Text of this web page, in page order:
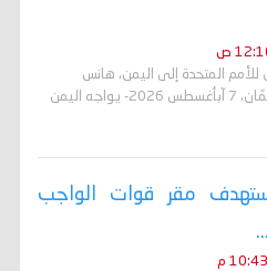
المتحدة إلى اليمن، هانس
غروندبرغ، بشأن الوضع في اليمن عمّان، 7 آبأغسطس 2026- يواجه اليمن
مقر قوات الواجب